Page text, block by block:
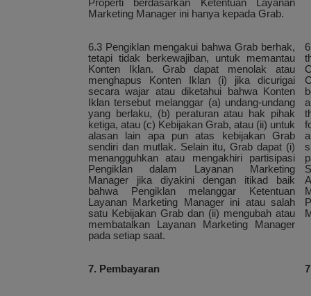
Properti berdasarkan Ketentuan Layanan
Marketing Manager ini hanya kepada Grab.
6.3 Pengiklan mengakui bahwa Grab berhak,
tetapi tidak berkewajiban, untuk memantau
Konten Iklan. Grab dapat menolak atau
menghapus Konten Iklan (i) jika dicurigai
secara wajar atau diketahui bahwa Konten
Iklan tersebut melanggar (a) undang-undang
yang berlaku, (b) peraturan atau hak pihak
ketiga, atau (c) Kebijakan Grab, atau (ii) untuk
alasan lain apa pun atas kebijakan Grab
sendiri dan mutlak. Selain itu, Grab dapat (i)
menangguhkan atau mengakhiri partisipasi
Pengiklan dalam Layanan Marketing
Manager jika diyakini dengan itikad baik
bahwa Pengiklan melanggar Ketentuan
Layanan Marketing Manager ini atau salah
satu Kebijakan Grab dan (ii) mengubah atau
membatalkan Layanan Marketing Manager
pada setiap saat.
7. Pembayaran